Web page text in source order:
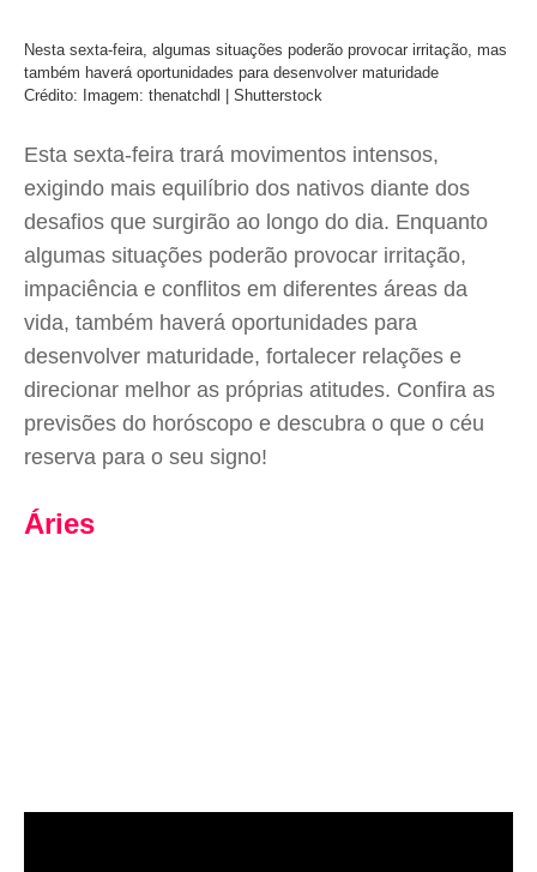
Nesta sexta-feira, algumas situações poderão provocar irritação, mas
também haverá oportunidades para desenvolver maturidade
Crédito: Imagem: thenatchdl | Shutterstock
Esta sexta-feira trará movimentos intensos,
exigindo mais equilíbrio dos nativos diante dos
desafios que surgirão ao longo do dia. Enquanto
algumas situações poderão provocar irritação,
impaciência e conflitos em diferentes áreas da
vida, também haverá oportunidades para
desenvolver maturidade, fortalecer relações e
direcionar melhor as próprias atitudes. Confira as
previsões do horóscopo e descubra o que o céu
reserva para o seu signo!
Áries